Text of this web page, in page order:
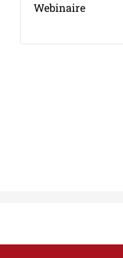
Webinaire